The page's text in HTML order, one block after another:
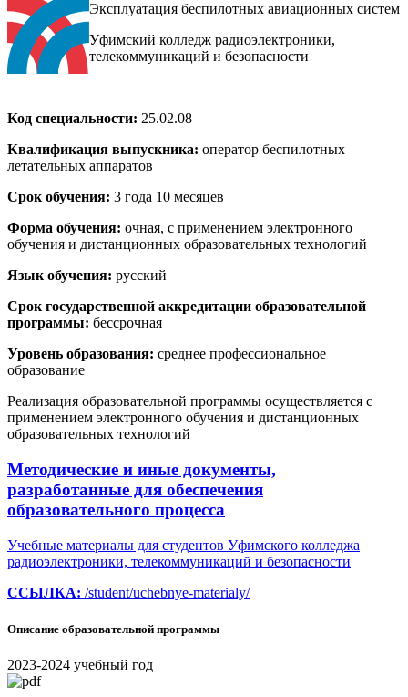
Эксплуатация беспилотных авиационных систем
Уфимский колледж радиоэлектроники,
телекоммуникаций и безопасности
Код специальности: 25.02.08
Квалификация выпускника: оператор беспилотных
летательных аппаратов
Срок обучения: 3 года 10 месяцев
Форма обучения: очная, с применением электронного
обучения и дистанционных образовательных технологий
Язык обучения: русский
Срок государственной аккредитации образовательной
программы: бессрочная
Уровень образования: среднее профессиональное
образование
Реализация образовательной программы осуществляется с
применением электронного обучения и дистанционных
образовательных технологий
Методические и иные документы,
разработанные для обеспечения
образовательного процесса
Учебные материалы для студентов Уфимского колледжа
радиоэлектроники, телекоммуникаций и безопасности
ССЫЛКА: /student/uchebnye-materialy/
Описание образовательной программы
2023-2024 учебный год